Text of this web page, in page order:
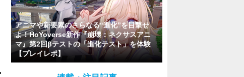
アニマや新要素のさらなる“進化”を目撃せ
よ！HoYoverse新作『崩壊：ネクサスアニ
マ』第2回βテストの「進化テスト」を体験
【プレイレポ】